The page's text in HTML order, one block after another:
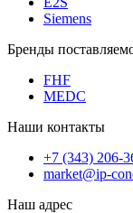
Siemens
Бренды
FHF
MEDC
Наши контакты
+7 (343) 206-
market@ip-
Наш адрес